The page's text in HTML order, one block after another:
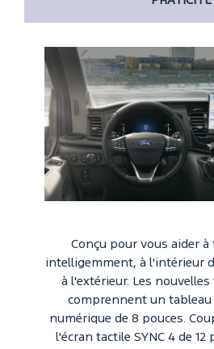
Conçu pour vous aider
intelligemment, à l'intérieur
à l'extérieur. Les
comprennent un tableau
numérique de 8 pouces.
l'écran tactile SYNC 4 de